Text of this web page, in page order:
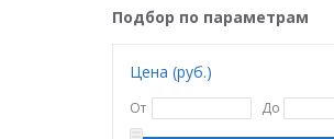
Подбор по параметрам
Цена (руб.)
От До